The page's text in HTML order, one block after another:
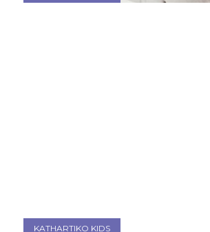
KATHARTIKO KIDS